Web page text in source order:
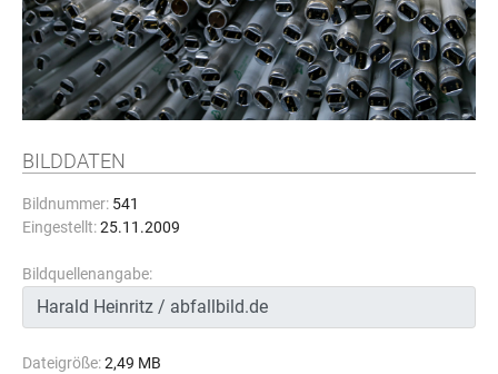
BILDDATEN
Bildnummer: 541
Eingestellt:25.11.2009
Bildquellenangabe:
Dateigröße:2,49 MB